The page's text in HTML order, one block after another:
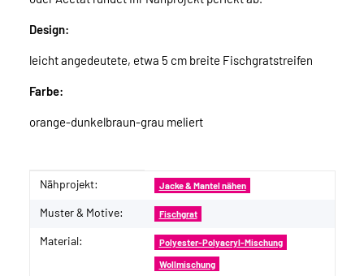
Design:
leicht angedeutete, etwa 5 cm breite Fischgratstreifen
Farbe:
orange-dunkelbraun-grau meliert
Produkteigenschaft
Wert
Nähprojekt: Jacke & Mantel nähen
Muster & Motive: Fischgrat
Material: Polyester-Polyacryl-Mischung
Wollmischung